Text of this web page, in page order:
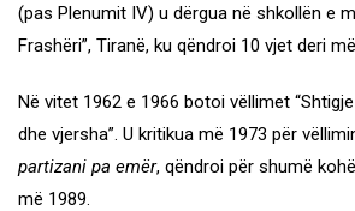
(pas Plenumit IV) u dërgua në shkollën e
Frashëri”, Tiranë, ku qëndroi 10 vjet deri
Në vitet 1962 e 1966 botoi vëllimet
dhe vjersha”. U kritikua më 1973 për
partizani pa emër, qëndroi për shumë
më 1989.